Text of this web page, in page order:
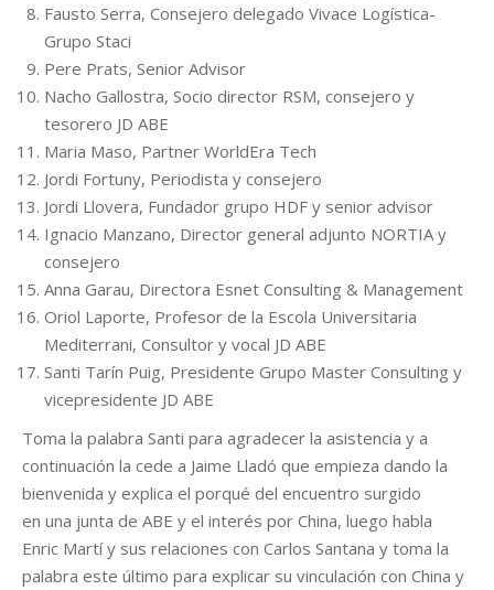
Fausto Serra, Consejero delegado Vivace Logística-
Grupo Staci
Pere Prats, Senior Advisor
Nacho Gallostra, Socio director RSM, consejero y
tesorero JD ABE
Maria Maso, Partner WorldEra Tech
Jordi Fortuny, Periodista y consejero
Jordi Llovera, Fundador grupo HDF y senior advisor
Ignacio Manzano, Director general adjunto NORTIA y
consejero
Anna Garau, Directora Esnet Consulting & Management
Oriol Laporte, Profesor de la Escola Universitaria
Mediterrani, Consultor y vocal JD ABE
Santi Tarín Puig, Presidente Grupo Master Consulting y
vicepresidente JD ABE
Toma la palabra Santi para agradecer la asistencia y a
continuación la cede a Jaime Lladó que empieza dando la
bienvenida y explica el porqué del encuentro surgido
en una junta de ABE y el interés por China, luego habla
Enric Martí y sus relaciones con Carlos Santana y toma la
palabra este último para explicar su vinculación con China y